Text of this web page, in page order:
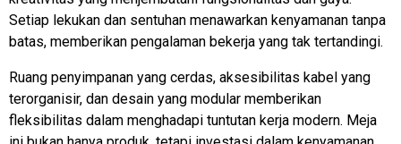
Setiap lekukan dan sentuhan menawarkan kenyamanan tanpa
batas, memberikan pengalaman bekerja yang tak tertandingi.
Ruang penyimpanan yang cerdas, aksesibilitas kabel yang
terorganisir, dan desain yang modular memberikan
fleksibilitas dalam menghadapi tuntutan kerja modern. Meja